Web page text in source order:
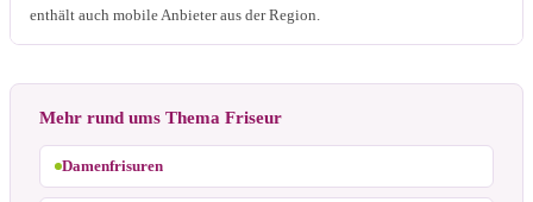
enthält auch mobile Anbieter aus der Region.
Mehr rund ums Thema Friseur
Damenfrisuren